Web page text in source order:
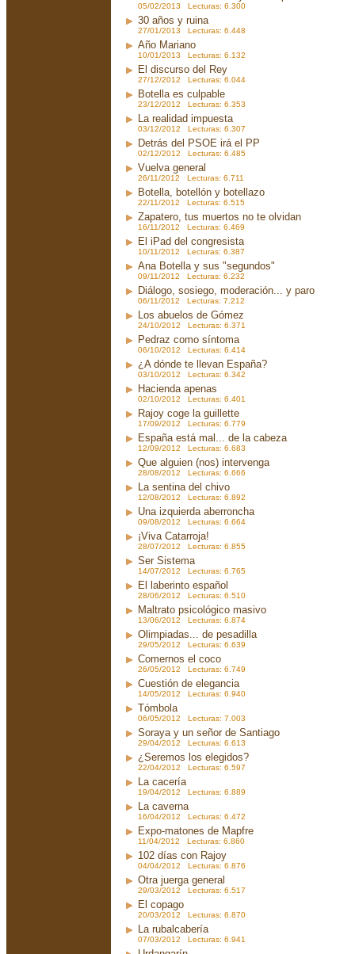
05/02/2013 Lecturas: 6.300
30 años y ruina
27/01/2013 Lecturas: 6.448
Año Mariano
10/01/2013 Lecturas: 6.132
El discurso del Rey
27/12/2012 Lecturas: 6.044
Botella es culpable
23/12/2012 Lecturas: 6.353
La realidad impuesta
03/12/2012 Lecturas: 6.307
Detrás del PSOE irá el PP
02/12/2012 Lecturas: 6.485
Vuelva general
26/11/2012 Lecturas: 6.711
Botella, botellón y botellazo
22/11/2012 Lecturas: 6.515
Zapatero, tus muertos no te olvidan
16/11/2012 Lecturas: 6.469
El iPad del congresista
10/11/2012 Lecturas: 6.387
Ana Botella y sus "segundos"
09/11/2012 Lecturas: 6.232
Diálogo, sosiego, moderación... y paro
06/11/2012 Lecturas: 7.212
Los abuelos de Gómez
24/10/2012 Lecturas: 6.371
Pedraz como síntoma
06/10/2012 Lecturas: 6.414
¿A dónde te llevan España?
03/10/2012 Lecturas: 6.342
Hacienda apenas
02/10/2012 Lecturas: 6.401
Rajoy coge la guillette
17/09/2012 Lecturas: 6.779
España está mal... de la cabeza
12/09/2012 Lecturas: 6.683
Que alguien (nos) intervenga
28/08/2012 Lecturas: 6.666
La sentina del chivo
12/08/2012 Lecturas: 6.892
Una izquierda aberroncha
09/08/2012 Lecturas: 6.664
¡Viva Catarroja!
28/07/2012 Lecturas: 6.855
Ser Sistema
14/07/2012 Lecturas: 6.765
El laberinto español
28/06/2012 Lecturas: 6.510
Maltrato psicológico masivo
13/06/2012 Lecturas: 6.874
Olimpiadas... de pesadilla
29/05/2012 Lecturas: 6.639
Comernos el coco
26/05/2012 Lecturas: 6.749
Cuestión de elegancia
14/05/2012 Lecturas: 6.940
Tómbola
06/05/2012 Lecturas: 7.003
Soraya y un señor de Santiago
29/04/2012 Lecturas: 6.613
¿Seremos los elegidos?
22/04/2012 Lecturas: 6.597
La cacería
19/04/2012 Lecturas: 6.889
La caverna
16/04/2012 Lecturas: 6.472
Expo-matones de Mapfre
11/04/2012 Lecturas: 6.860
102 días con Rajoy
04/04/2012 Lecturas: 6.876
Otra juerga general
29/03/2012 Lecturas: 6.517
El copago
20/03/2012 Lecturas: 6.870
La rubalcabería
07/03/2012 Lecturas: 6.941